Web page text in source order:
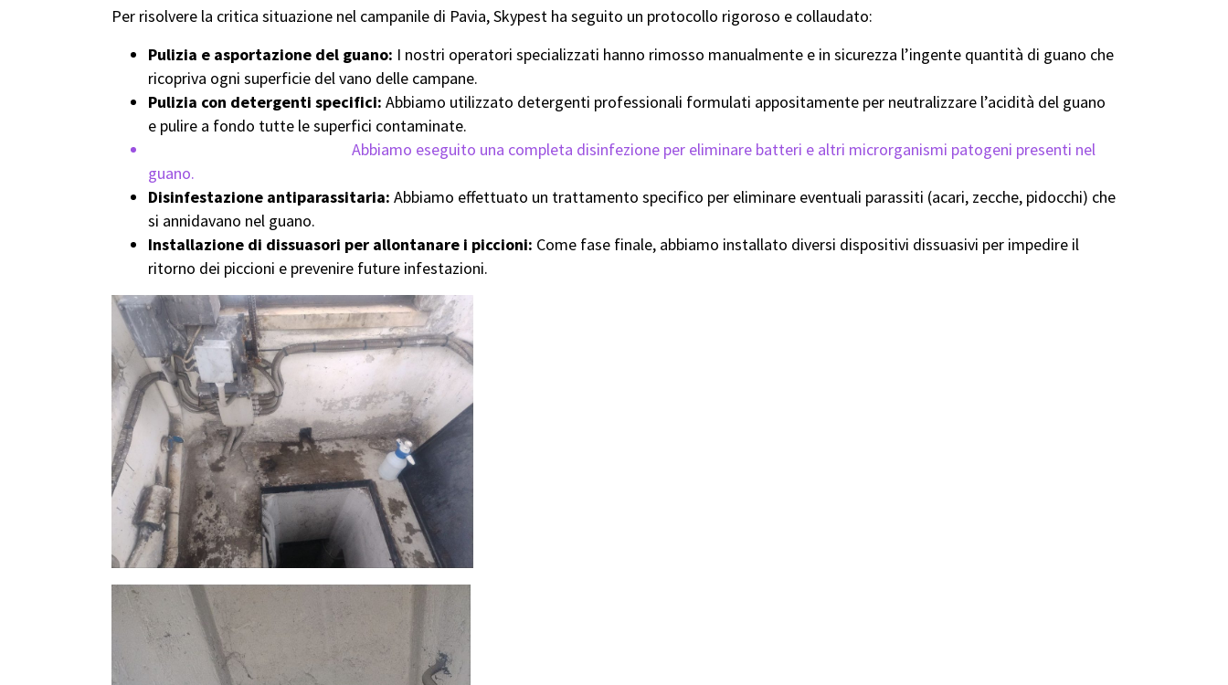
Per risolvere la critica situazione nel campanile di Pavia, Skypest ha seguito un protocollo rigoroso e collaudato:
Pulizia e asportazione del guano: I nostri operatori specializzati hanno rimosso manualmente e in sicurezza l’ingente quantità di guano che
ricopriva ogni superficie del vano delle campane.
Pulizia con detergenti specifici: Abbiamo utilizzato detergenti professionali formulati appositamente per neutralizzare l’acidità del guano
e pulire a fondo tutte le superfici contaminate.
Abbiamo eseguito una completa disinfezione per eliminare batteri e altri microrganismi patogeni presenti nel
guano.
Disinfestazione antiparassitaria: Abbiamo effettuato un trattamento specifico per eliminare eventuali parassiti (acari, zecche, pidocchi) che
si annidavano nel guano.
Installazione di dissuasori per allontanare i piccioni: Come fase finale, abbiamo installato diversi dispositivi dissuasivi per impedire il
ritorno dei piccioni e prevenire future infestazioni.